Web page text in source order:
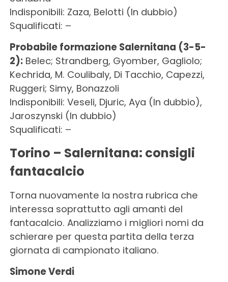
Indisponibili: Zaza, Belotti (In dubbio)
Squalificati: –
Probabile formazione Salernitana (3-5-
2):Belec; Strandberg, Gyomber, Gagliolo;
Kechrida, M. Coulibaly, Di Tacchio, Capezzi,
Ruggeri; Simy, Bonazzoli
Indisponibili: Veseli, Djuric, Aya (In dubbio),
Jaroszynski (In dubbio)
Squalificati: –
Torino – Salernitana: consigli
fantacalcio
Torna nuovamente la nostra rubrica che
interessa soprattutto agli amanti del
fantacalcio. Analizziamo i migliori nomi da
schierare per questa partita della terza
giornata di campionato italiano.
Simone Verdi